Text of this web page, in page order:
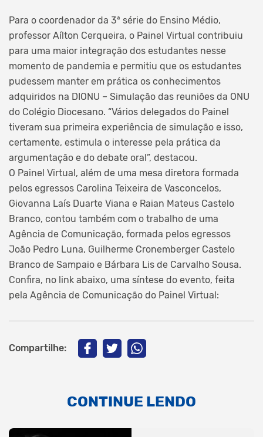
Para o coordenador da 3ª série do Ensino Médio,
professor Aílton Cerqueira, o Painel Virtual contribuiu
para uma maior integração dos estudantes nesse
momento de pandemia e permitiu que os estudantes
pudessem manter em prática os conhecimentos
adquiridos na DIONU – Simulação das reuniões da ONU
do Colégio Diocesano. “Vários delegados do Painel
tiveram sua primeira experiência de simulação e isso,
certamente, estimula o interesse pela prática da
argumentação e do debate oral”, destacou.
O Painel Virtual, além de uma mesa diretora formada
pelos egressos Carolina Teixeira de Vasconcelos,
Giovanna Laís Duarte Viana e Raian Mateus Castelo
Branco, contou também com o trabalho de uma
Agência de Comunicação, formada pelos egressos
João Pedro Luna, Guilherme Cronemberger Castelo
Branco de Sampaio e Bárbara Lis de Carvalho Sousa.
Confira, no link abaixo, uma síntese do evento, feita
pela Agência de Comunicação do Painel Virtual:
Compartilhe:
CONTINUE LENDO